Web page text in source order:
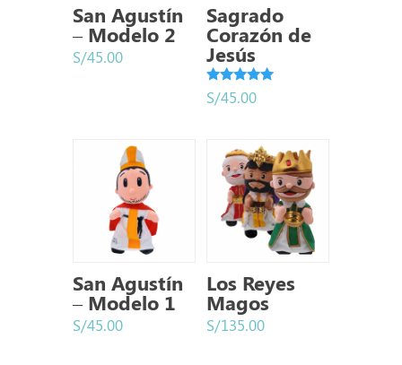
San Agustín
– Modelo 2
S/45.00
Sagrado
Corazón de
Jesús
Valorado
con
S/45.00
San Agustín
– Modelo 1
S/45.00
Los Reyes
Magos
S/135.00